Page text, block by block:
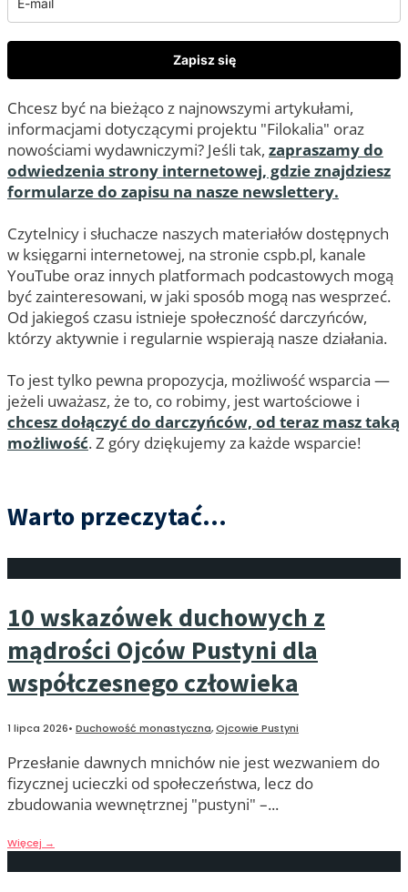
Zapisz się
Chcesz być na bieżąco z najnowszymi artykułami,
informacjami dotyczącymi projektu "Filokalia" oraz
nowościami wydawniczymi? Jeśli tak, zapraszamy do
odwiedzenia strony internetowej, gdzie znajdziesz
formularze do zapisu na nasze newslettery.
Czytelnicy i słuchacze naszych materiałów dostępnych
w księgarni internetowej, na stronie cspb.pl, kanale
YouTube oraz innych platformach podcastowych mogą
być zainteresowani, w jaki sposób mogą nas wesprzeć.
Od jakiegoś czasu istnieje społeczność darczyńców,
którzy aktywnie i regularnie wspierają nasze działania.
To jest tylko pewna propozycja, możliwość wsparcia —
jeżeli uważasz, że to, co robimy, jest wartościowe i
chcesz dołączyć do darczyńców, od teraz masz taką
możliwość. Z góry dziękujemy za każde wsparcie!
Warto przeczytać...
10 wskazówek duchowych z
mądrości Ojców Pustyni dla
współczesnego człowieka
1 lipca 2026• Duchowość monastyczna,Ojcowie Pustyni
Przesłanie dawnych mnichów nie jest wezwaniem do
fizycznej ucieczki od społeczeństwa, lecz do
zbudowania wewnętrznej "pustyni" –...
Więcej →